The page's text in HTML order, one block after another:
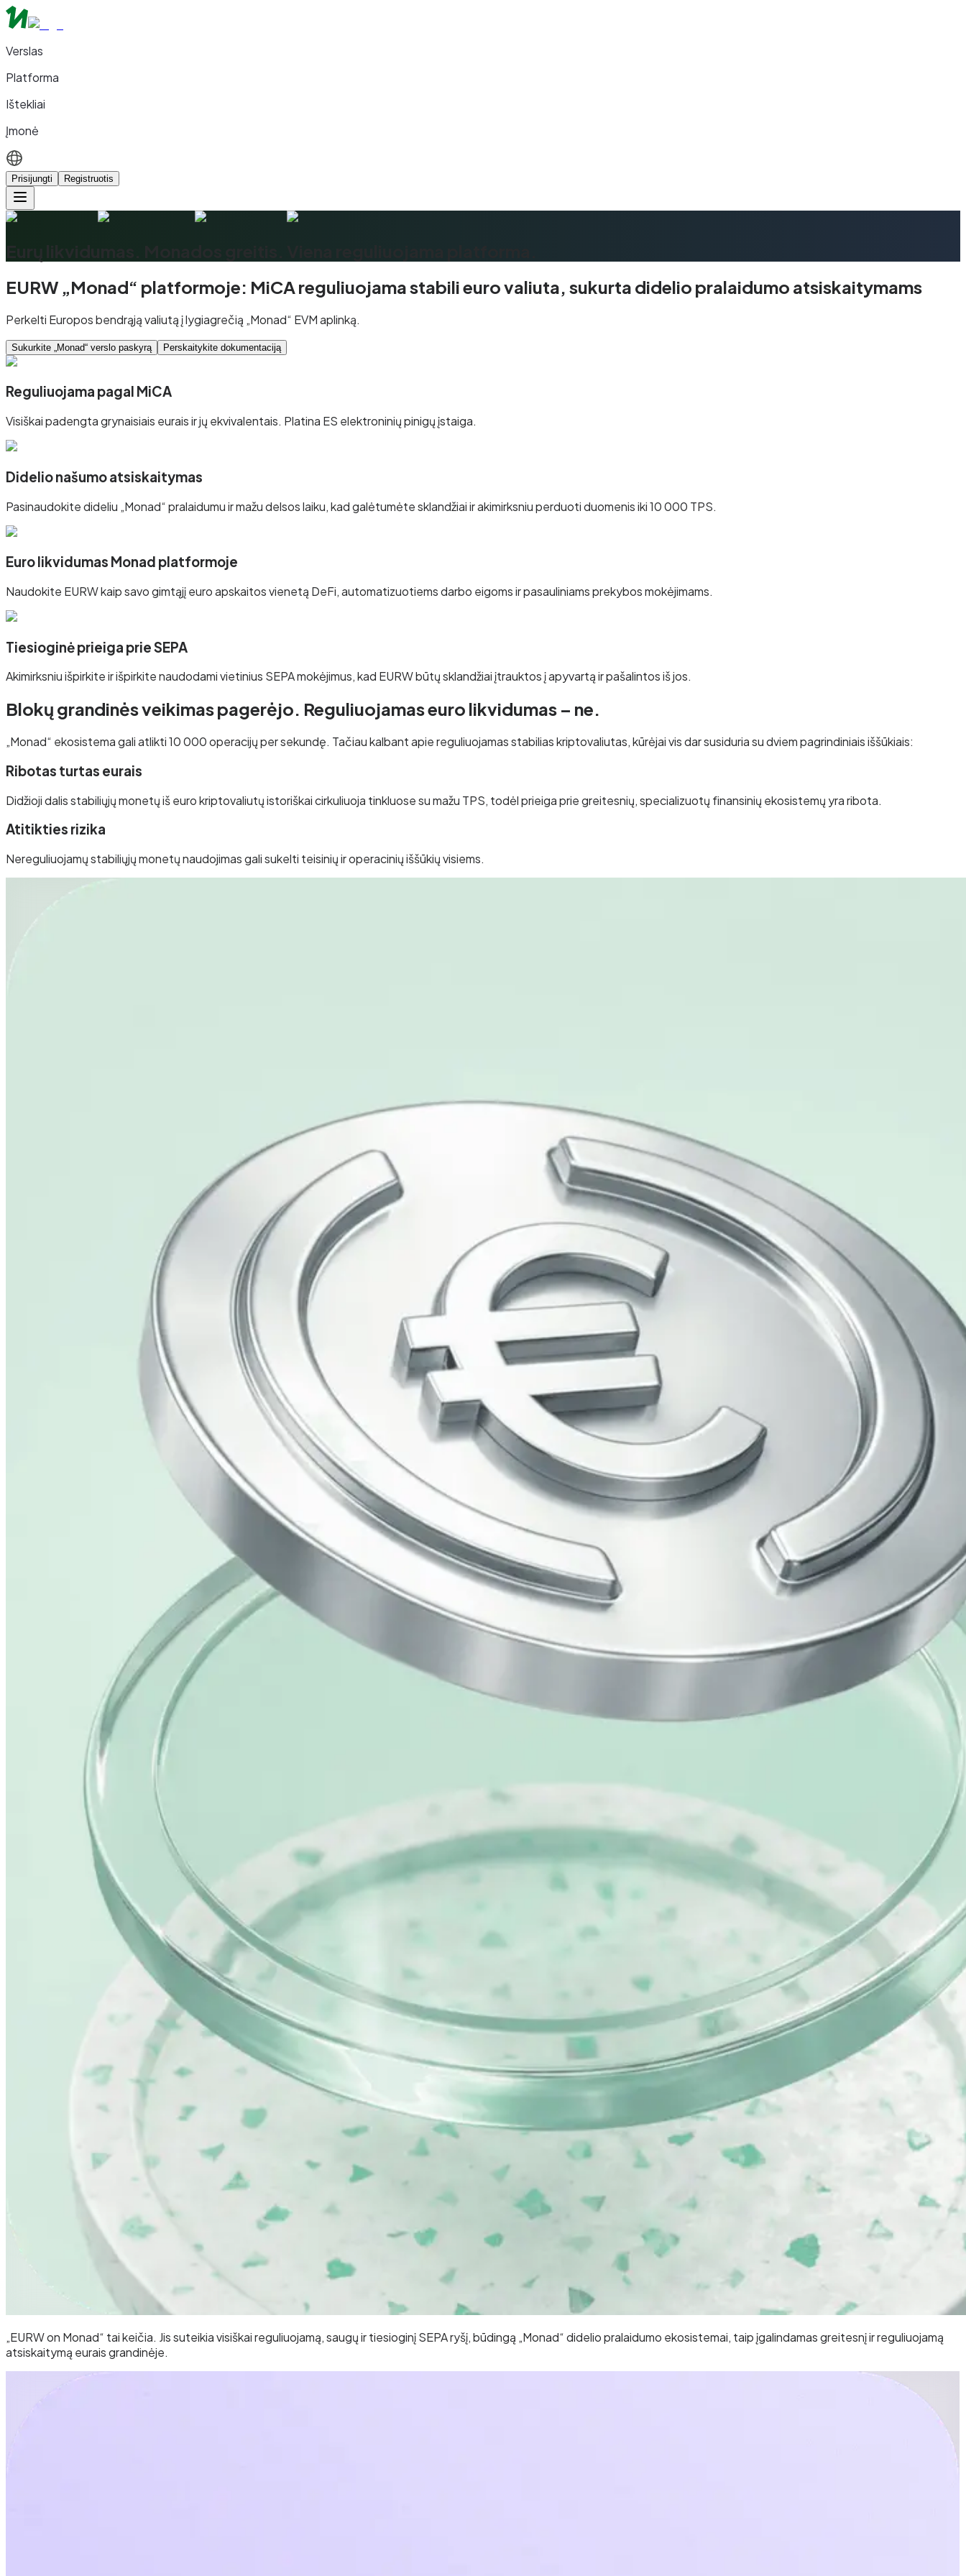
Verslas
Platforma
Ištekliai
Įmonė
Prisijungti Registruotis
EURW „Monad“ platformoje: MiCA reguliuojama stabili euro valiuta, sukurta didelio pralaidumo atsiskaitymams
Perkelti Europos bendrąją valiutą į lygiagrečią „Monad“ EVM aplinką.
Sukurkite „Monad“ verslo paskyrą Perskaitykite dokumentaciją
Reguliuojama pagal MiCA
Visiškai padengta grynaisiais eurais ir jų ekvivalentais. Platina ES elektroninių pinigų įstaiga.
Didelio našumo atsiskaitymas
Pasinaudokite dideliu „Monad“ pralaidumu ir mažu delsos laiku, kad galėtumėte sklandžiai ir akimirksniu perduoti duomenis iki 10 000 TPS.
Euro likvidumas Monad platformoje
Naudokite EURW kaip savo gimtąjį euro apskaitos vienetą DeFi, automatizuotiems darbo eigoms ir pasauliniams prekybos mokėjimams.
Tiesioginė prieiga prie SEPA
Akimirksniu išpirkite ir išpirkite naudodami vietinius SEPA mokėjimus, kad EURW būtų sklandžiai įtrauktos į apyvartą ir pašalintos iš jos.
Blokų grandinės veikimas pagerėjo. Reguliuojamas euro likvidumas – ne.
„Monad“ ekosistema gali atlikti 10 000 operacijų per sekundę. Tačiau kalbant apie reguliuojamas stabilias kriptovaliutas, kūrėjai vis dar susiduria su dviem pagrindiniais iššūkiais:
Ribotas turtas eurais
Didžioji dalis stabiliųjų monetų iš euro kriptovaliutų istoriškai cirkuliuoja tinkluose su mažu TPS, todėl prieiga prie greitesnių, specializuotų finansinių ekosistemų yra ribota.
Atitikties rizika
Nereguliuojamų stabiliųjų monetų naudojimas gali sukelti teisinių ir operacinių iššūkių visiems.
„EURW on Monad“ tai keičia. Jis suteikia visiškai reguliuojamą, saugų ir tiesioginį SEPA ryšį, būdingą „Monad“ didelio pralaidumo ekosistemai, taip įgalindamas greitesnį ir reguliuojamą
atsiskaitymą eurais grandinėje.